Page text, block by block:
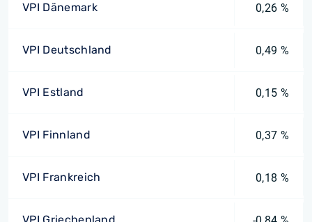
VPI Dänemark 0,26 %
VPI Deutschland 0,49 %
VPI Estland 0,15 %
VPI Finnland 0,37 %
VPI Frankreich 0,18 %